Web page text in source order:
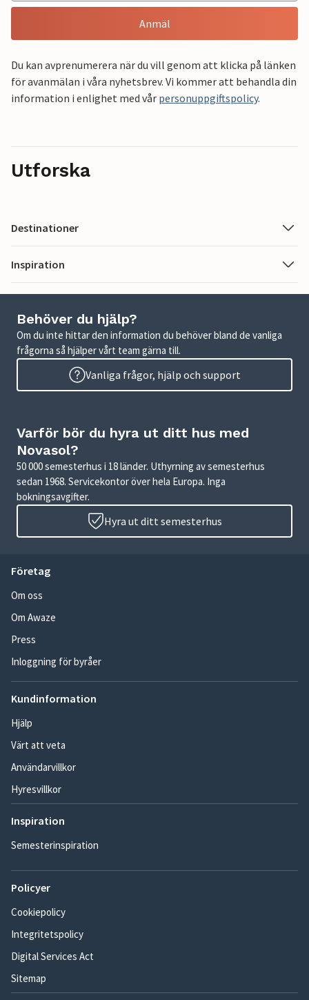
Anmäl
Du kan avprenumerera när du vill genom att klicka på länken
för avanmälan i våra nyhetsbrev. Vi kommer att behandla din
information i enlighet med vår personuppgiftspolicy.
Utforska
Destinationer
Inspiration
Behöver du hjälp?
Om du inte hittar den information du behöver bland de vanliga
frågorna så hjälper vårt team gärna till.
Vanliga frågor, hjälp och support
Varför bör du hyra ut ditt hus med
Novasol?
50 000 semesterhus i 18 länder. Uthyrning av semesterhus
sedan 1968. Servicekontor över hela Europa. Inga
bokningsavgifter.
Hyra ut ditt semesterhus
Företag
Om oss
Om Awaze
Press
Inloggning för byråer
Kundinformation
Hjälp
Värt att veta
Användarvillkor
Hyresvillkor
Inspiration
Semesterinspiration
Policyer
Cookiepolicy
Integritetspolicy
Digital Services Act
Sitemap